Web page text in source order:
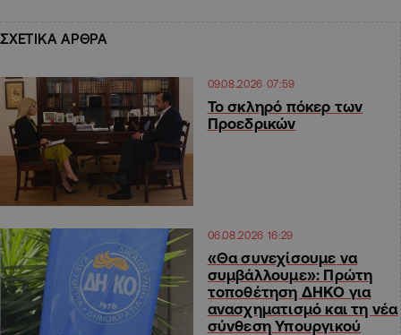
ΣΧΕΤΙΚΑ ΑΡΘΡΑ
09.08.2026 07:59
Το σκληρό πόκερ των
Προεδρικών
06.08.2026 16:29
«Θα συνεχίσουμε να
συμβάλλουμε»: Πρώτη
τοποθέτηση ΔΗΚΟ για
ανασχηματισμό και τη νέα
σύνθεση Υπουργικού